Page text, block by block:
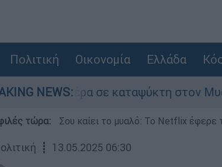
Πολιτική Οικονομία Ελλάδα
NEWS:
σε καταψύκτη στον Μυστρά
τώρα: Σου καίει το μυαλό: Το Netflix έφερε
┋ 13.05.2025 06:30